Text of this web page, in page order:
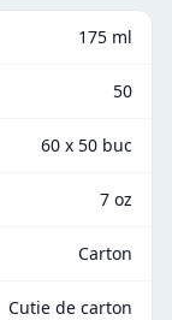
175 ml
50
60 x 50 buc
7 oz
Carton
Cutie de carton